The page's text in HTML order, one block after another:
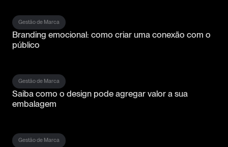
Gestão de Marca
Branding emocional: como criar uma conexão com o
público
Gestão de Marca
Saiba como o design pode agregar valor a sua
embalagem
Gestão de Marca